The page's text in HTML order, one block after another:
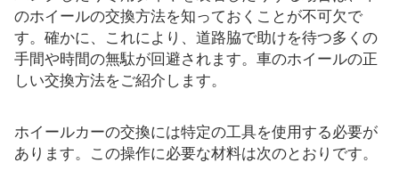
安全服
暗闇で光る素材
CHINASTARS について
のホイールの交換方法を知っておくことが不可欠で
す。確かに、これにより、道路脇で助けを待つ多くの
手間や時間の無駄が回避されます。車のホイールの正
しい交換方法をご紹介します。
ホイールカーの交換には特定の工具を使用する必要が
あります。この操作に必要な材料は次のとおりです。